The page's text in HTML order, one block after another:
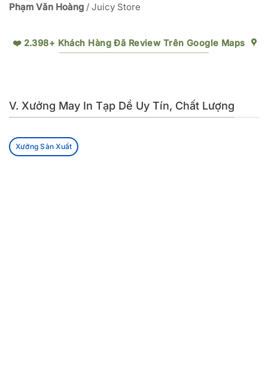
Phạm Văn Hoàng / Juicy Store
❤️ 2.398+ Khách Hàng Đã Review Trên Google Maps
V. Xưởng May In Tạp Dề Uy Tín, Chất Lượng
Xưởng Sản Xuất